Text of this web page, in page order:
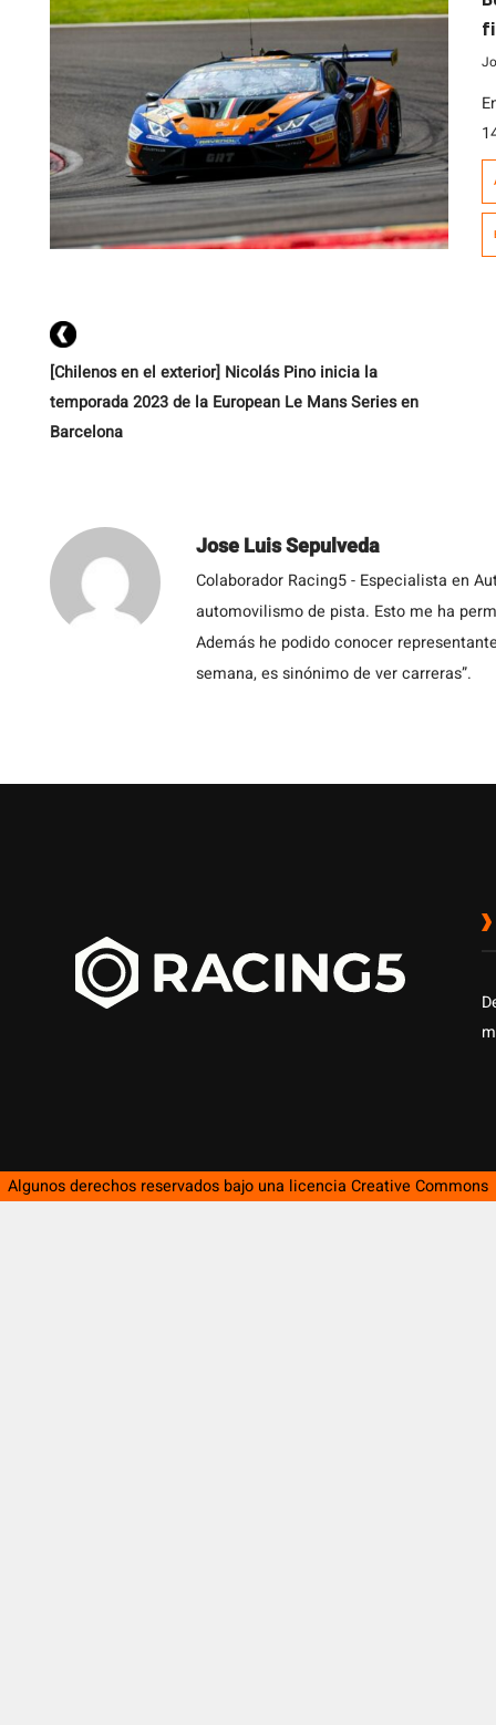
[Chilenos en el exterior] Nicolás Pino inicia la
temporada 2023 de la European Le Mans Series en
Barcelona
Jose Luis Sepulveda
Colaborador Racing5 - Especialista en
automovilismo de pista. Esto me ha
Además he podido conocer
semana, es sinónimo de ver carreras”.
Algunos derechos reservados bajo una licencia Creative Commons